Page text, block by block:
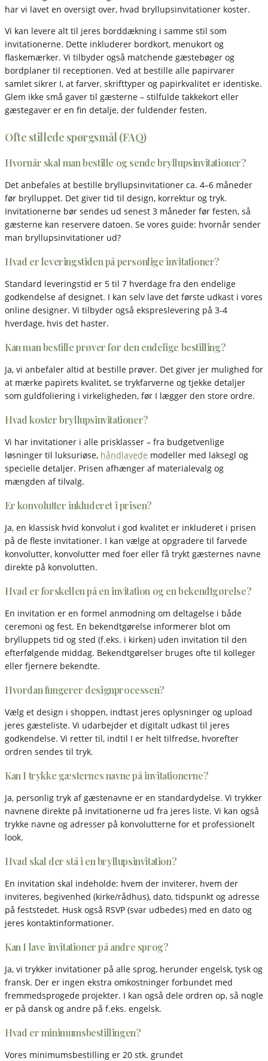
har vi lavet en oversigt over, hvad bryllupsinvitationer koster.
Vi kan levere alt til jeres borddækning i samme stil som
invitationerne. Dette inkluderer bordkort, menukort og
flaskemærker. Vi tilbyder også matchende gæstebøger og
bordplaner til receptionen. Ved at bestille alle papirvarer
samlet sikrer I, at farver, skrifttyper og papirkvalitet er identiske.
Glem ikke små gaver til gæsterne – stilfulde takkekort eller
gæstegaver er en fin detalje, der fuldender festen.
Ofte stillede spørgsmål (FAQ)
Hvornår skal man bestille og sende bryllupsinvitationer?
Det anbefales at bestille bryllupsinvitationer ca. 4–6 måneder
før brylluppet. Det giver tid til design, korrektur og tryk.
Invitationerne bør sendes ud senest 3 måneder før festen, så
gæsterne kan reservere datoen. Se vores guide: hvornår sender
man bryllupsinvitationer ud?
Hvad er leveringstiden på personlige invitationer?
Standard leveringstid er 5 til 7 hverdage fra den endelige
godkendelse af designet. I kan selv lave det første udkast i vores
online designer. Vi tilbyder også ekspreslevering på 3-4
hverdage, hvis det haster.
Kan man bestille prøver før den endelige bestilling?
Ja, vi anbefaler altid at bestille prøver. Det giver jer mulighed for
at mærke papirets kvalitet, se trykfarverne og tjekke detaljer
som guldfoliering i virkeligheden, før I lægger den store ordre.
Hvad koster bryllupsinvitationer?
Vi har invitationer i alle prisklasser – fra budgetvenlige
løsninger til luksuriøse, håndlavede modeller med laksegl og
specielle detaljer. Prisen afhænger af materialevalg og
mængden af tilvalg.
Er konvolutter inkluderet i prisen?
Ja, en klassisk hvid konvolut i god kvalitet er inkluderet i prisen
på de fleste invitationer. I kan vælge at opgradere til farvede
konvolutter, konvolutter med foer eller få trykt gæsternes navne
direkte på konvolutten.
Hvad er forskellen på en invitation og en bekendtgørelse?
En invitation er en formel anmodning om deltagelse i både
ceremoni og fest. En bekendtgørelse informerer blot om
brylluppets tid og sted (f.eks. i kirken) uden invitation til den
efterfølgende middag. Bekendtgørelser bruges ofte til kolleger
eller fjernere bekendte.
Hvordan fungerer designprocessen?
Vælg et design i shoppen, indtast jeres oplysninger og upload
jeres gæsteliste. Vi udarbejder et digitalt udkast til jeres
godkendelse. Vi retter til, indtil I er helt tilfredse, hvorefter
ordren sendes til tryk.
Kan I trykke gæsternes navne på invitationerne?
Ja, personlig tryk af gæstenavne er en standardydelse. Vi trykker
navnene direkte på invitationerne ud fra jeres liste. Vi kan også
trykke navne og adresser på konvolutterne for et professionelt
look.
Hvad skal der stå i en bryllupsinvitation?
En invitation skal indeholde: hvem der inviterer, hvem der
inviteres, begivenhed (kirke/rådhus), dato, tidspunkt og adresse
på feststedet. Husk også RSVP (svar udbedes) med en dato og
jeres kontaktinformationer.
Kan I lave invitationer på andre sprog?
Ja, vi trykker invitationer på alle sprog, herunder engelsk, tysk og
fransk. Der er ingen ekstra omkostninger forbundet med
fremmedsprogede projekter. I kan også dele ordren op, så nogle
er på dansk og andre på f.eks. engelsk.
Hvad er minimumsbestillingen?
Vores minimumsbestilling er 20 stk. grundet